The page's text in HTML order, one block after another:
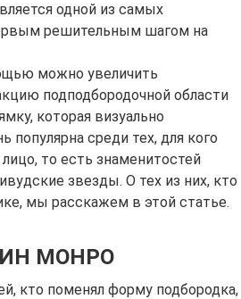
одной из самых
решительным шагом на
можно увеличить
подподбородочной области
которая визуально
популярна среди тех, для кого
то есть знаменитостей
звезды. О тех из них, кто
мы расскажем в этой статье.
МОНРО
кто поменял форму подбородка,